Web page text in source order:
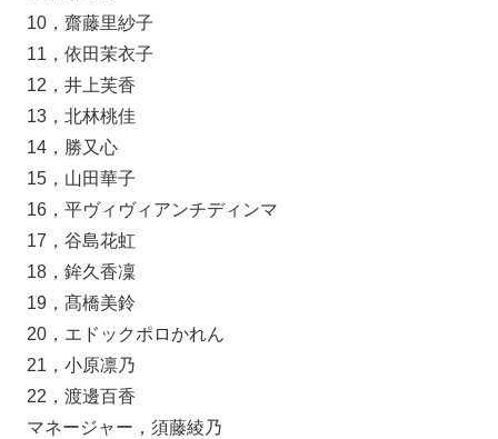
10，齋藤里紗子
11，依田茉衣子
12，井上芙香
13，北林桃佳
14，勝又心
15，山田華子
16，平ヴィヴィアンチディンマ
17，谷島花虹
18，鉾久香凜
19，髙橋美鈴
20，エドックポロかれん
21，小原凛乃
22，渡邊百香
マネージャー，須藤綾乃